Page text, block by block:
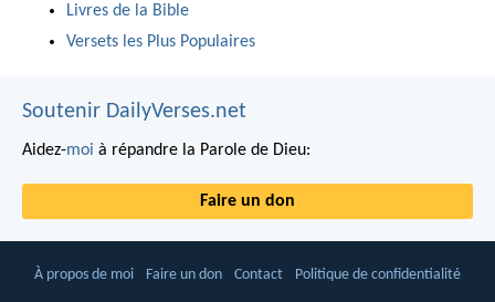
Livres de la Bible
Versets les Plus Populaires
Soutenir DailyVerses.net
Aidez-moi à répandre la Parole de Dieu:
Faire un don
À propos de moi Faire un don Contact Politique de confidentialité